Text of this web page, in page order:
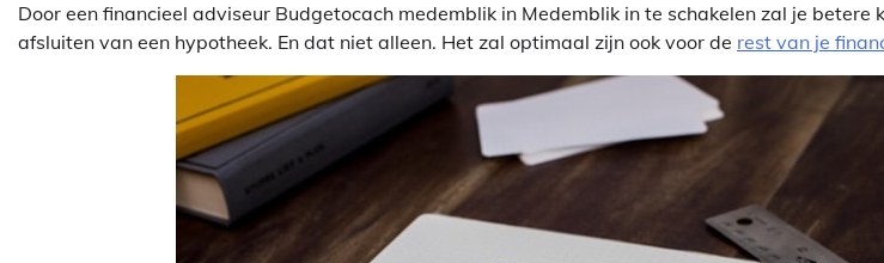
Door een financieel adviseur Budgetocach medemblik in Medemblik in te schakelen zal je betere
afsluiten van een hypotheek. En dat niet alleen. Het zal optimaal zijn ook voor de rest van je